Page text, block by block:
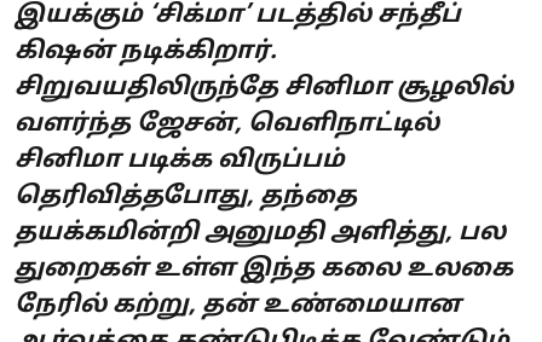
இயக்கும் ‘சிக்மா’ படத்தில் சந்தீப்
கிஷன் நடிக்கிறார்.
சிறுவயதிலிருந்தே சினிமா சூழலில்
வளர்ந்த ஜேசன், வெளிநாட்டில்
சினிமா படிக்க விருப்பம்
தெரிவித்தபோது, தந்தை
தயக்கமின்றி அனுமதி அளித்து, பல
துறைகள் உள்ள இந்த கலை உலகை
நேரில் கற்று, தன் உண்மையான